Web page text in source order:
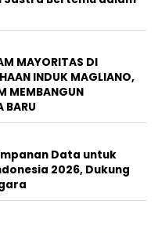
MAYORITAS DI
INDUK MAGLIANO,
MEMBANGUN
BARU
Data untuk
2026, Dukung